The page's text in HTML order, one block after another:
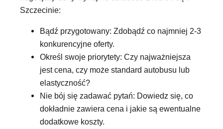
Szczecinie:
Bądź przygotowany: Zdobądź co najmniej 2-3
konkurencyjne oferty.
Określ swoje priorytety: Czy najważniejsza
jest cena, czy może standard autobusu lub
elastyczność?
Nie bój się zadawać pytań: Dowiedz się, co
dokładnie zawiera cena i jakie są ewentualne
dodatkowe koszty.